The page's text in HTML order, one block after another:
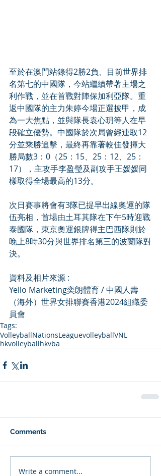
至於在澳門站錄得2勝2負、目前世界排
名第七的中國隊，今站繼續帶著主場之
利作戰，並在首戰對陣保加利亞隊。重
返中國隊的主力朱婷今場正選披甲，成
為一大焦點，並與隊長袁心玥等人在早
段確立優勢。中國隊於次局曾經連取12
分並乘勝追擊，最終再靠著較佳發揮大
勝局數3：0（25：15、25：12、25：
17），主攻手李盈瑩及副攻手王媛媛同
樣取得全場最高的13分。
次日賽事將會有3隊已提早出線奧運的隊
伍亮相，首場由土耳其隊在下午5時迎戰
泰國隊，東京奧運銀牌得主巴西隊則於
晚上8時30分與世界排名第三的波蘭隊對
決。
資料及相片來源 :
Yello Marketing奕朗體育 / 中國人壽
（海外）世界女排聯賽香港2024組織委
員會
Tags:
VolleyballNationsLeaguevolleyballVNL
hkvolleyballhkvba
Comments
Write a comment...